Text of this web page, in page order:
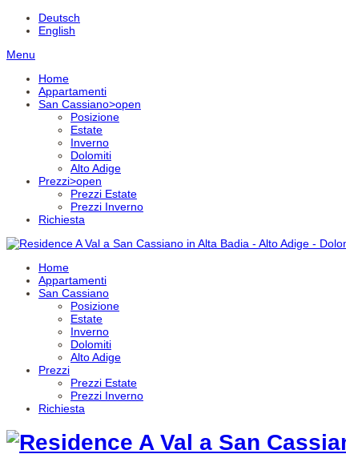
Deutsch
English
Menu
Home
Appartamenti
San Cassiano>open
Posizione
Estate
Inverno
Dolomiti
Alto Adige
Prezzi>open
Prezzi Estate
Prezzi Inverno
Richiesta
Home
Appartamenti
San Cassiano
Posizione
Estate
Inverno
Dolomiti
Alto Adige
Prezzi
Prezzi Estate
Prezzi Inverno
Richiesta